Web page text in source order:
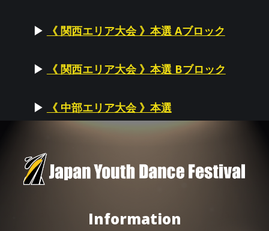
▶ 《 関西エリア大会 》本選 Aブロック
▶ 《 関西エリア大会 》本選 Bブロック
▶ 《 中部エリア大会 》本選
Information